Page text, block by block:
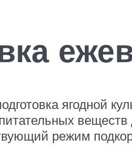
ягодной
режим